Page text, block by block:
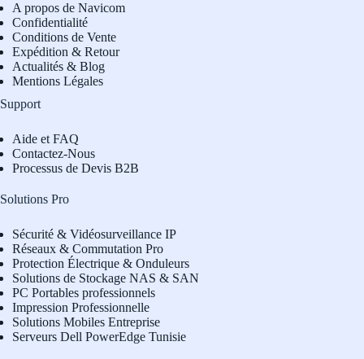
A propos de Navicom
Confidentialité
Conditions de Vente
Expédition & Retour
Actualités & Blog
Mentions Légales
Support
Aide et FAQ
Contactez-Nous
Processus de Devis B2B
Solutions Pro
Sécurité & Vidéosurveillance IP
Réseaux & Commutation Pro
Protection Électrique & Onduleurs
Solutions de Stockage NAS & SAN
PC Portables professionnels
Impression Professionnelle
Solutions Mobiles Entreprise
Serveurs Dell PowerEdge Tunisie